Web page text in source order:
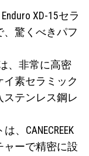
XD-15セラ
、驚くべきパフ
、非常に高密
素セラミック
テンレス鋼レ
、CANECREEK
ャーで精密に設